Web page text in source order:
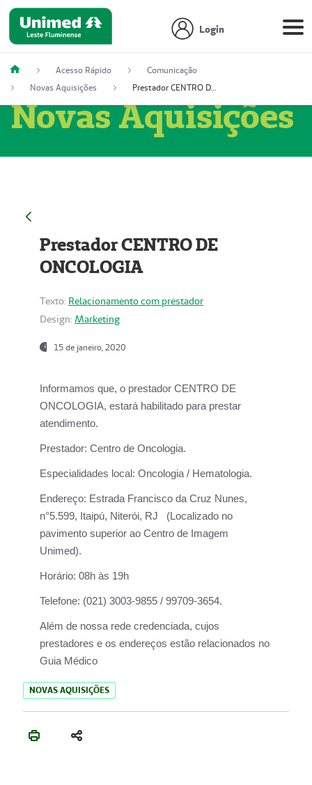
Login
Acesso Rápido
Comunicação
Novas Aquisições
Prestador CENTRO DE ONCOLOGIA
Novas Aquisições
Prestador CENTRO DE
ONCOLOGIA
Texto: Relacionamento com prestador
Design: Marketing
15 de janeiro, 2020
Informamos que, o prestador CENTRO DE
ONCOLOGIA, estará habilitado para prestar
atendimento.
Prestador: Centro de Oncologia.
Especialidades local: Oncologia / Hematologia.
Endereço: Estrada Francisco da Cruz Nunes,
n°5.599, Itaipú, Niterói, RJ (Localizado no
pavimento superior ao Centro de Imagem
Unimed).
Horário: 08h às 19h
Telefone: (021) 3003-9855 / 99709-3654.
Além de nossa rede credenciada, cujos
prestadores e os endereços estão relacionados no
Guia Médico
NOVAS AQUISIÇÕES